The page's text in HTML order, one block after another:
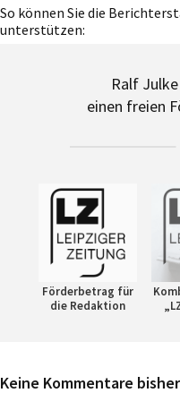
So können Sie die
unterstützen:
Ralf
einen freien
Förderbetrag für
die Redaktion
Keine Kommentare bisher